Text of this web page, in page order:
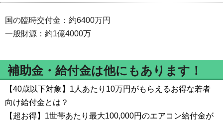
国の臨時交付金：約6400万円
一般財源：約1億4000万
補助金・給付金は他にもあります！
【40歳以下対象】1人あたり10万円がもらえるお得な若者
向け給付金とは？
【超お得】1世帯あたり最大100,000円のエアコン給付金が